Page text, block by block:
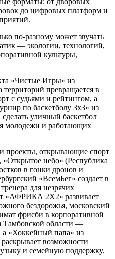
до цифровых платформ и
по-разному может звучать
— экологии, технологий,
культуры,
«Чистые Игры» из
территорий превращается в
с судьями и рейтингом, а
по баскетболу 3х3» из
уличный баскетбол
молодежи и работающих
проекты, открывающие спорт
«Открытое небо» (Республика
в гонки дронов и
«ВсемБег» создает в
для незрячих
«АФРИКА 2Х2» развивает
бездорожья, московский
фрисби в корпоративной
Тамбовской области —
а «Хоккейный папа» из
возможности
и семейную поддержку.